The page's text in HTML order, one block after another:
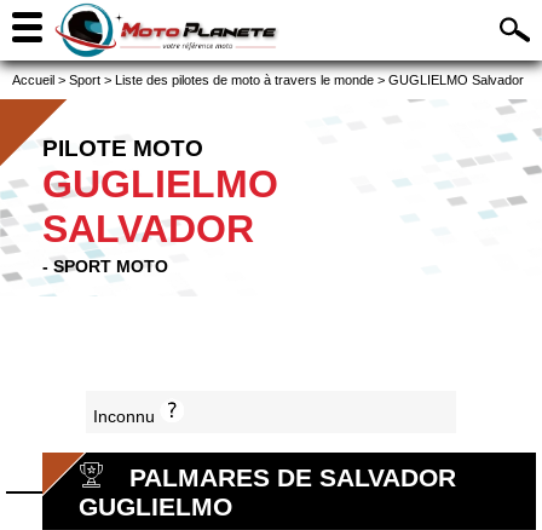
Accueil > Sport > Liste des pilotes de moto à travers le monde > GUGLIELMO Salvador
PILOTE MOTO
GUGLIELMO
SALVADOR
- SPORT MOTO
Inconnu
PALMARES DE SALVADOR
GUGLIELMO